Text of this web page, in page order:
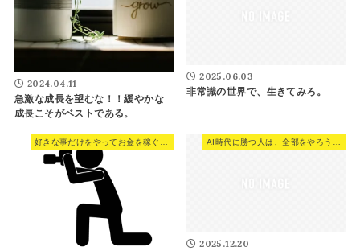
2024.04.11
急激な成長を望むな！！緩やかな
成長こそがベストである。
2025.06.03
非常識の世界で、生きてみろ。
2025.12.20